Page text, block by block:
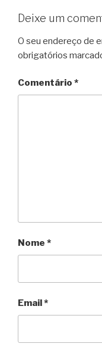
Deixe um
O seu endereço de
obrigatórios
Comentário *
Nome *
Email*